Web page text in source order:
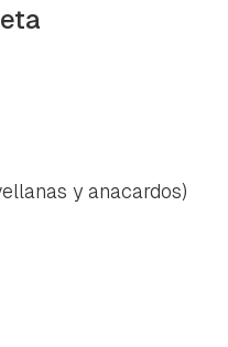
y anacardos)